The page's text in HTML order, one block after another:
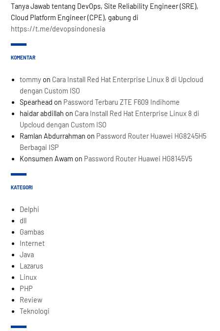
Tanya Jawab tentang DevOps, Site Reliability Engineer (SRE),
Cloud Platform Engineer (CPE), gabung di
https://t.me/devopsindonesia
KOMENTAR
tommy on Cara Install Red Hat Enterprise Linux 8 di Upcloud
dengan Custom ISO
Spearhead on Password Terbaru ZTE F609 Indihome
haidar abdillah on Cara Install Red Hat Enterprise Linux 8 di
Upcloud dengan Custom ISO
Ramlan Abdurrahman on Password Router Huawei HG8245H5
Berbagai ISP
Konsumen Awam on Password Router Huawei HG8145V5
KATEGORI
Delphi
dll
Gambas
Internet
Java
Lazarus
Linux
PHP
Review
Teknologi